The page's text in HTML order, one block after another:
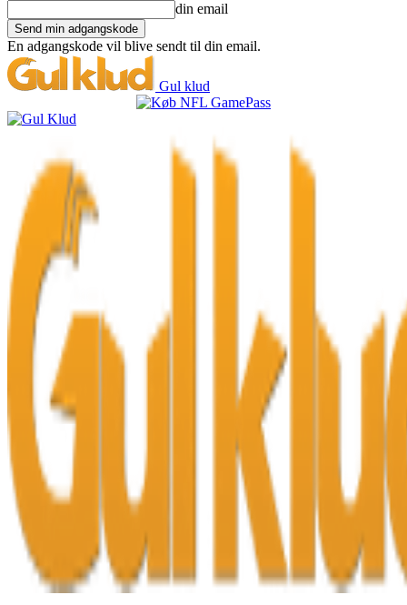
din email
En adgangskode vil blive sendt til din email.
Gul klud